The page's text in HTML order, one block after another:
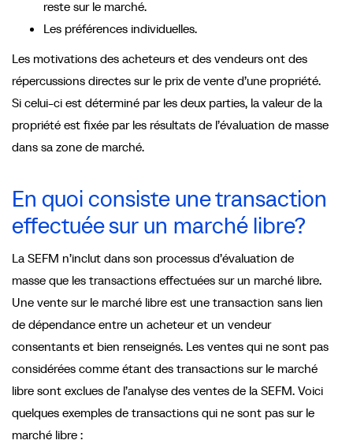
reste sur le marché.
Les préférences individuelles.
Les motivations des acheteurs et des vendeurs ont des
répercussions directes sur le prix de vente d’une propriété.
Si celui-ci est déterminé par les deux parties, la valeur de la
propriété est fixée par les résultats de l’évaluation de masse
dans sa zone de marché.
En quoi consiste une transaction
effectuée sur un marché libre?
La SEFM n’inclut dans son processus d’évaluation de
masse que les transactions effectuées sur un marché libre.
Une vente sur le marché libre est une transaction sans lien
de dépendance entre un acheteur et un vendeur
consentants et bien renseignés. Les ventes qui ne sont pas
considérées comme étant des transactions sur le marché
libre sont exclues de l’analyse des ventes de la SEFM. Voici
quelques exemples de transactions qui ne sont pas sur le
marché libre :